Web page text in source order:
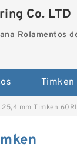
Co. LTD
Rolamentos
25,4 mm Timken